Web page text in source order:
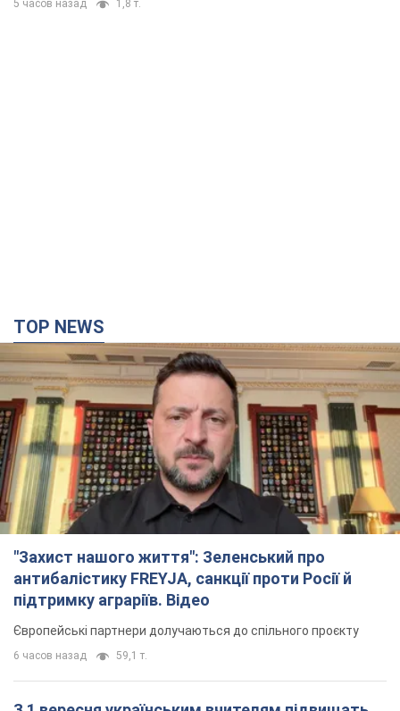
5 часов назад 1,8 т.
TOP NEWS
"Захист нашого життя": Зеленський про
антибалістику FREYJA, санкції проти Росії й
підтримку аграріїв. Відео
Європейські партнери долучаються до спільного проєкту
6 часов назад 59,1 т.